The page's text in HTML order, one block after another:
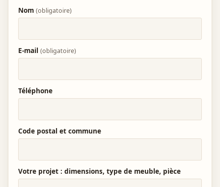
Nom (obligatoire)
E-mail (obligatoire)
Téléphone
Code postal et commune
Votre projet : dimensions, type de meuble, pièce